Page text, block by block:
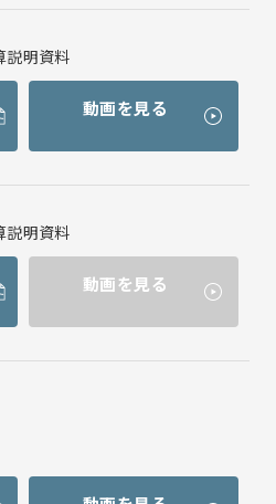
説明資料
動画を見る
説明資料
動画を見る